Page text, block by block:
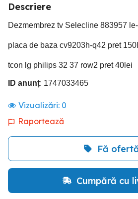
Descriere
Dezmembrez tv Selecline 883957
placa de baza cv9203h-q42 pret
tcon lg philips 32 37 row2 pret 40lei
ID anunț: 1747033465
Vizualizări: 0
Raportează
Fă
Cumpără cu